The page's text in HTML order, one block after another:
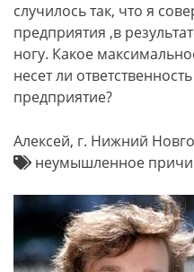
случилось так, что я
предприятия ,в
ногу. Какое
несет ли
предприятие?
Алексей, г. Нижний
неумышленное